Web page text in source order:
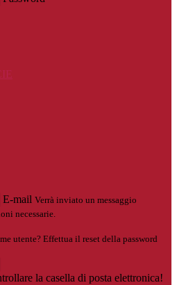
E-mail Verrà inviato un messaggio
necessarie.
utente? Effettua il reset della password
la casella di posta elettronica!